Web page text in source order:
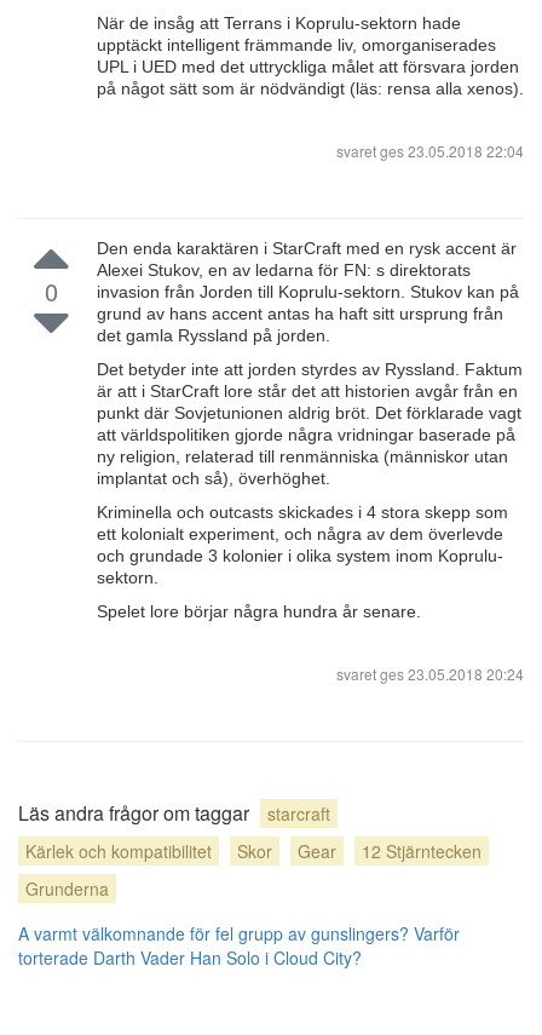
När de insåg att Terrans i Koprulu-sektorn hade
upptäckt intelligent främmande liv, omorganiserades
UPL i UED med det uttryckliga målet att försvara jorden
på något sätt som är nödvändigt (läs: rensa alla xenos).
svaret ges23.05.2018 22:04
0
Den enda karaktären i StarCraft med en rysk accent är
Alexei Stukov, en av ledarna för FN: s direktorats
invasion från Jorden till Koprulu-sektorn. Stukov kan på
grund av hans accent antas ha haft sitt ursprung från
det gamla Ryssland på jorden.
Det betyder inte att jorden styrdes av Ryssland. Faktum
är att i StarCraft lore står det att historien avgår från en
punkt där Sovjetunionen aldrig bröt. Det förklarade vagt
att världspolitiken gjorde några vridningar baserade på
ny religion, relaterad till renmänniska (människor utan
implantat och så), överhöghet.
Kriminella och outcasts skickades i 4 stora skepp som
ett kolonialt experiment, och några av dem överlevde
och grundade 3 kolonier i olika system inom Koprulu-
sektorn.
Spelet lore börjar några hundra år senare.
svaret ges23.05.2018 20:24
Läs andra frågor om taggar
starcraft
Kärlek och kompatibilitet
Skor Gear
12 Stjärntecken
Grunderna
A varmt välkomnande för fel grupp av gunslingers? Varför
torterade Darth Vader Han Solo i Cloud City?